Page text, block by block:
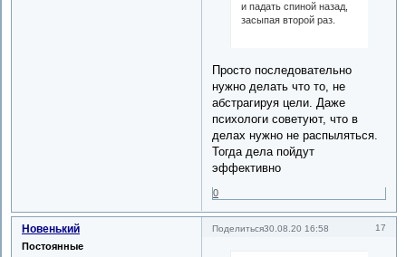
и падать спиной назад,
засыпая второй раз.
Просто последовательно
нужно делать что то, не
абстрагируя цели. Даже
психологи советуют, что в
делах нужно не распыляться.
Тогда дела пойдут
эффективно
0
Поделиться 17
30.08.20 16:58
Новенький
Постоянные